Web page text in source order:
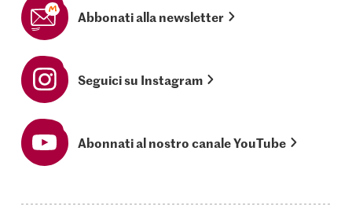
Abbonati alla newsletter
Seguici su Instagram
Abonnati al nostro canale YouTube